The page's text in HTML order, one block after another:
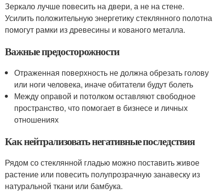
Зеркало лучше повесить на двери, а не на стене.
Усилить положительную энергетику стеклянного полотна
помогут рамки из древесины и кованого металла.
Важные предосторожности
Отраженная поверхность не должна обрезать голову
или ноги человека, иначе обитатели будут болеть
Между оправой и потолком оставляют свободное
пространство, что помогает в бизнесе и личных
отношениях
Как нейтрализовать негативные последствия
Рядом со стеклянной гладью можно поставить живое
растение или повесить полупрозрачную занавеску из
натуральной ткани или бамбука.